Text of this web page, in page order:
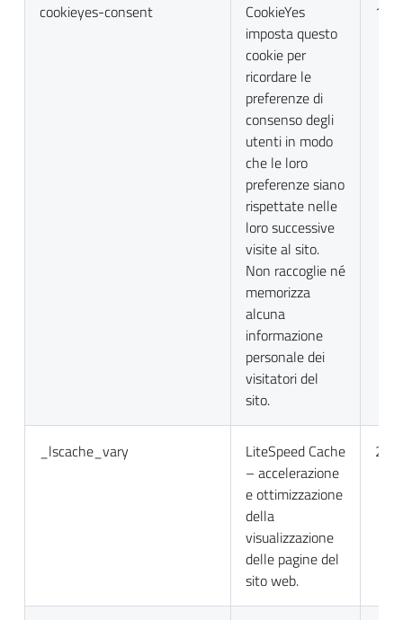
cookieyes-consent
CookieYes
imposta questo
cookie per
ricordare le
preferenze di
consenso degli
utenti in modo
che le loro
preferenze siano
rispettate nelle
loro successive
visite al sito.
Non raccoglie né
memorizza
alcuna
informazione
personale dei
visitatori del
sito.
1
_lscache_vary
LiteSpeed Cache
– accelerazione
e ottimizzazione
della
visualizzazione
delle pagine del
sito web.
2